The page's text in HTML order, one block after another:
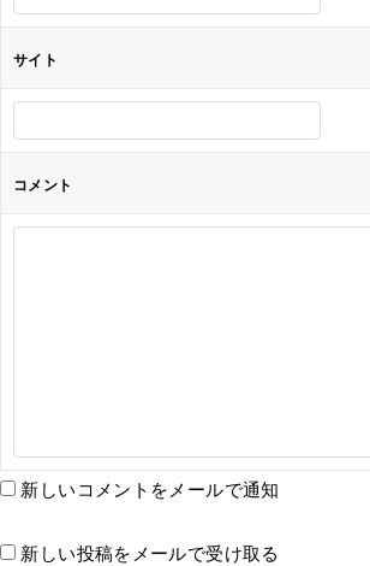
サイト
コメント
新しいコメントをメールで通知
新しい投稿をメールで受け取る